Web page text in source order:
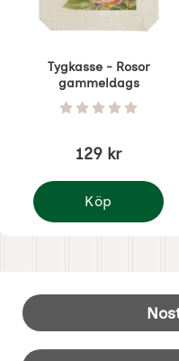
Tygkasse - Rosor
gammeldags
Art. nr 8731 Betyg: 0
129 kr
Köp
Tygkasse - Rosor
Sidfot Blandad